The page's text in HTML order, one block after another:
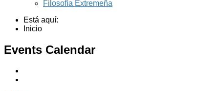
Filosofía Extremeña
Está aquí:
Inicio
Events Calendar